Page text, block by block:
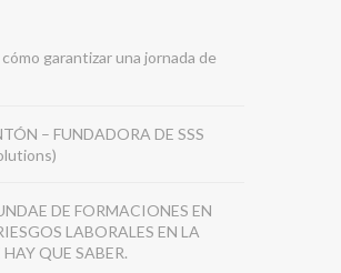
garantizar una jornada de
– FUNDADORA DE SSS
DE FORMACIONES EN
LABORALES EN LA
QUE SABER.